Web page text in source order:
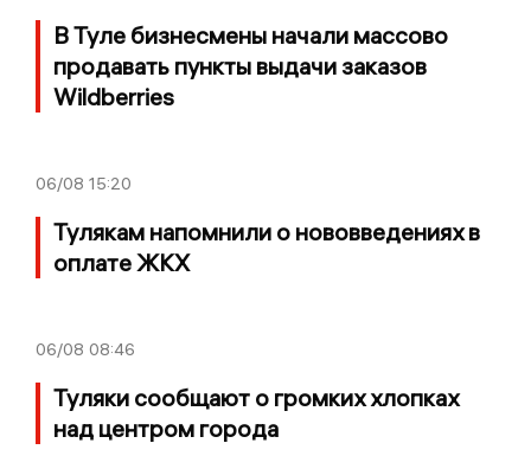
В Туле бизнесмены начали массово
продавать пункты выдачи заказов
Wildberries
06/08 15:20
Тулякам напомнили о нововведениях в
оплате ЖКХ
06/08 08:46
Туляки сообщают о громких хлопках
над центром города